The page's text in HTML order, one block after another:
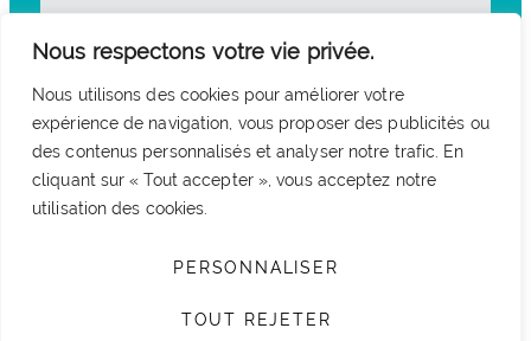
Nous respectons votre vie privée.
Nous utilisons des cookies pour améliorer votre
expérience de navigation, vous proposer des publicités ou
des contenus personnalisés et analyser notre trafic. En
cliquant sur « Tout accepter », vous acceptez notre
utilisation des cookies.
PERSONNALISER
TOUT REJETER